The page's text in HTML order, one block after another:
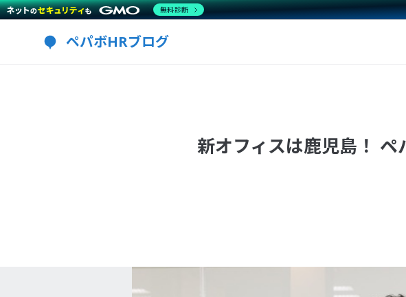
ペパボHRブログ
新オフィスは鹿児島！
無料診断